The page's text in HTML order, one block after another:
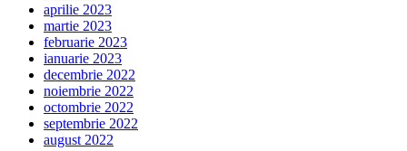
aprilie 2023
martie 2023
februarie 2023
ianuarie 2023
decembrie 2022
noiembrie 2022
octombrie 2022
septembrie 2022
august 2022